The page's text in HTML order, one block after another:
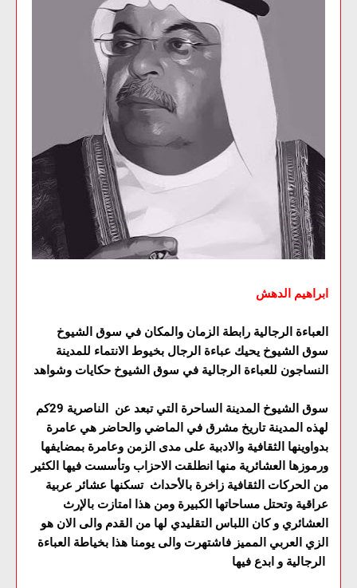
ابراهيم الدهش
العباءة الرجالية رابطة الزمان والمكان في سوق الشيوخ
سوق الشيوخ يحيك عباءة الرجال بخيوط الانتماء للمدينة
النساجون للعباءة الرجالية في سوق الشيوخ حكايات وشواهد
سوق الشيوخ المدينة الساحرة التي تبعد عن الناصرية 29كم
لهذه المدينة تاريخ مشرق في الماضي والحاضر هي عامرة
بدواوينها الثقافية والادبية على مدى الزمن وعامرة بمضايفها
ورموزها العشائرية منها انطلقت الاحزاب وتأسست فيها الكثير
من الحركات الثقافية زاخرة بالأحداث تسكنها عشائر عربية
عراقية وتحتل مساحاتها الكبيرة ومن هذا امتازت بالإرث
العشائري و كان اللباس التقليدي لها من القدم والى الان هو
الزي العربي المميز فاشتهرت والى يومنا هذا بخياطة العباءة